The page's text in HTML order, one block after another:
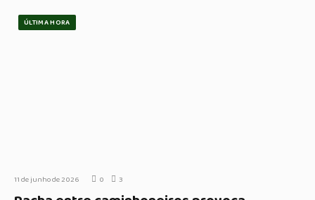
ÚLTIMA HORA
11 de junho de 2026 0 3